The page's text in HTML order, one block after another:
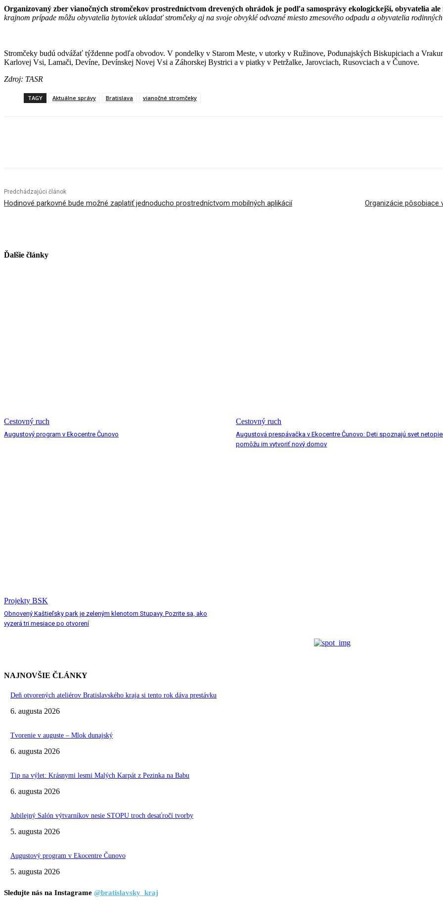
Organizovaný zber vianočných stromčekov prostredníctvom drevených ohrádok je podľa samosprávy ekologickejší, obyvatelia
krajnom prípade môžu obyvatelia bytoviek ukladať stromčeky aj na svoje obvyklé odvozné miesto zmesového odpadu a obyvatelia
Stromčeky budú odvážať týždenne podľa obvodov. V pondelky v Starom Meste, v utorky v Ružinove, Podunajských Biskupiciach a
Karlovej Vsi, Lamači, Devíne, Devínskej Novej Vsi a Záhorskej Bystrici a v piatky v Petržalke, Jarovciach, Rusovciach a v Čunove.
Zdroj: TASR
TAGY Aktuálne správy Bratislava vianočné stromčeky
Predchádzajúci článok
Hodinové parkovné bude možné zaplatiť jednoducho prostredníctvom mobilných aplikácií
Organizácie pôsobiace
Ďalšie články
Cestovný ruch
Augustový program v Ekocentre Čunovo
Cestovný ruch
Augustová prespávačka v Ekocentre Čunovo: Deti spoznajú svet
pomôžu im vytvoriť nový domov
Projekty BSK
Obnovený Kaštieľsky park je zeleným klenotom Stupavy. Pozrite sa, ako
vyzerá tri mesiace po otvorení
NAJNOVŠIE ČLÁNKY
Deň otvorených ateliérov Bratislavského kraja si tento rok dáva prestávku
6. augusta 2026
Tvorenie v auguste – Mlok dunajský
6. augusta 2026
Tip na výlet: Krásnymi lesmi Malých Karpát z Pezinka na Babu
6. augusta 2026
Jubilejný Salón výtvarníkov nesie STOPU troch desaťročí tvorby
5. augusta 2026
Augustový program v Ekocentre Čunovo
5. augusta 2026
Sledujte nás na Instagrame @bratislavsky_kraj